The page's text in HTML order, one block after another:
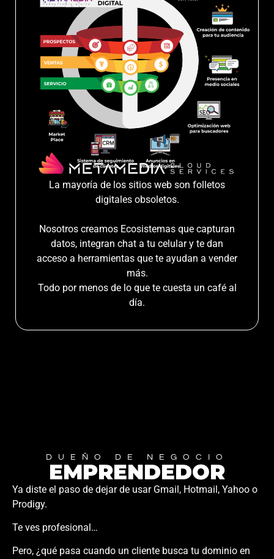
La mayoría de los sitios web son folletos
digitales obsoletos.
Nosotros creamos Ecosistemas que capturan
datos, integran chat a tu celular y te dan
acceso a herramientas que te ayudan a vender
más.
Todo por menos de lo que te cuesta un café al
día.
DUEÑO DE NEGOCIO
EMPRENDEDOR
Ya diste el paso de dejar de usar Gmail, Hotmail, Yahoo o
Prodigy.
Te ves profesional…
Pero, ¿qué pasa cuando un cliente busca tu dominio en